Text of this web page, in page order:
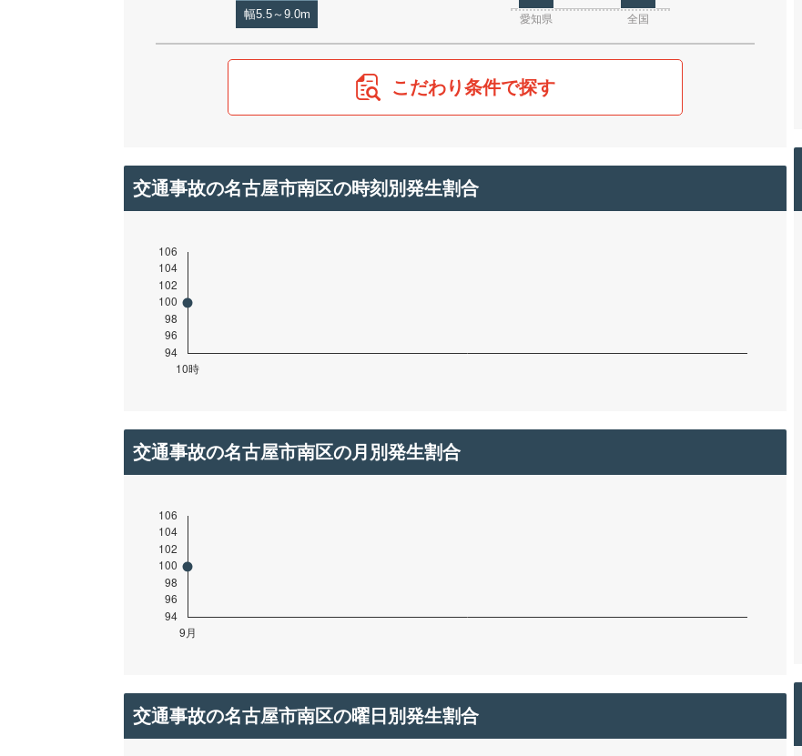
幅5.5～9.0m 愛知県 全国
こだわり条件で探す
交通事故の名古屋市南区の時刻別発生割合
交通事故の名古屋市南区の月別発生割合
交通事故の名古屋市南区の曜日別発生割合